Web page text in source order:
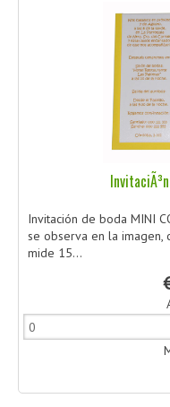
Invitación de boda MINI
se observa en la imagen,
mide 15...